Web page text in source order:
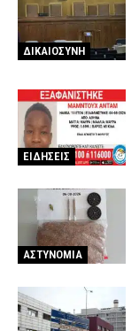
ΔΙΚΑΙΟΣΥΝΗ
ΕΙΔΗΣΕΙΣ
ΑΣΤΥΝΟΜΙΑ